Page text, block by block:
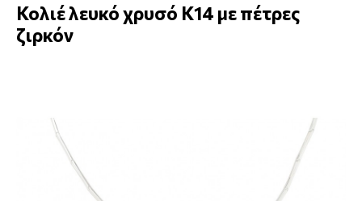
Κολιέ λευκό χρυσό Κ14 με πέτρες
ζιρκόν